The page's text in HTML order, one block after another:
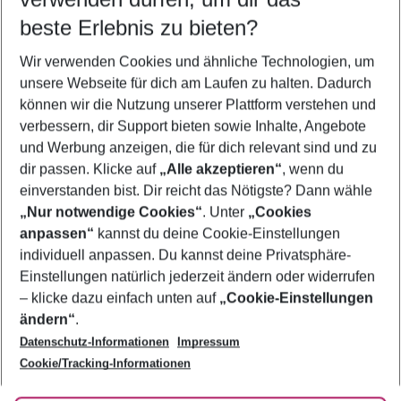
5-8 Nächte
2 Erwachsene Keine Kinder
Mehr Filter anzeigen
Footer
Footer navigation
Über uns
AGB
Bestpreisgarantie
Cookie-Einstellungen ändern
Cookie-Richtlinie
Agenturbetreuung
Barrierefreies Reisen
Folge uns
beste Erlebnis zu bieten?
Wir verwenden Cookies und ähnliche Technologien, um
unsere Webseite für dich am Laufen zu halten. Dadurch
können wir die Nutzung unserer Plattform verstehen und
verbessern, dir Support bieten sowie Inhalte, Angebote
und Werbung anzeigen, die für dich relevant sind und zu
dir passen. Klicke auf „Alle akzeptieren“, wenn du
einverstanden bist. Dir reicht das Nötigste? Dann wähle
„Nur notwendige Cookies“. Unter „Cookies
anpassen“ kannst du deine Cookie-Einstellungen
individuell anpassen. Du kannst deine Privatsphäre-
Einstellungen natürlich jederzeit ändern oder widerrufen
– klicke dazu einfach unten auf „Cookie-Einstellungen
ändern“.
Datenschutz-Informationen
Impressum
Cookie/Tracking-Informationen